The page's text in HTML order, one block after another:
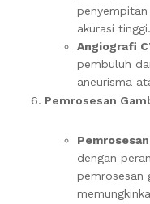
akurasi tinggi.
Angiografi
pembuluh
aneurisma
Pemrosesan
dengan
pemrosesan